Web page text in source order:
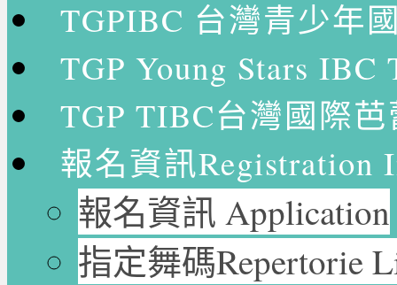
TGPIBC 台灣青少年
TGP Young Stars
TGP TIBC台灣國際
報名資訊Registration
報名資訊 Application
指定舞碼Repertorie